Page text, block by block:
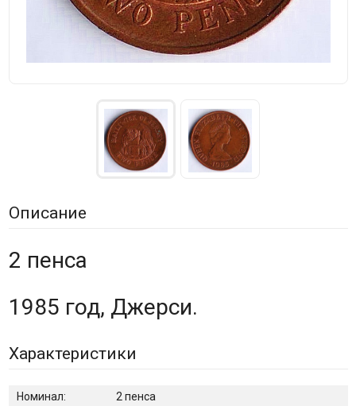
Описание
2 пенса
1985 год, Джерси.
Характеристики
Номинал:
2 пенса